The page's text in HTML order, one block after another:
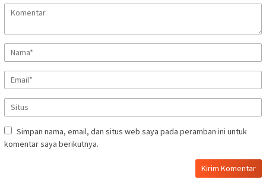
Simpan nama, email, dan situs web saya pada peramban ini untuk
komentar saya berikutnya.